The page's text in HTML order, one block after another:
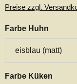
Preise zzgl.
Farbe Huhn
Farbe Küken